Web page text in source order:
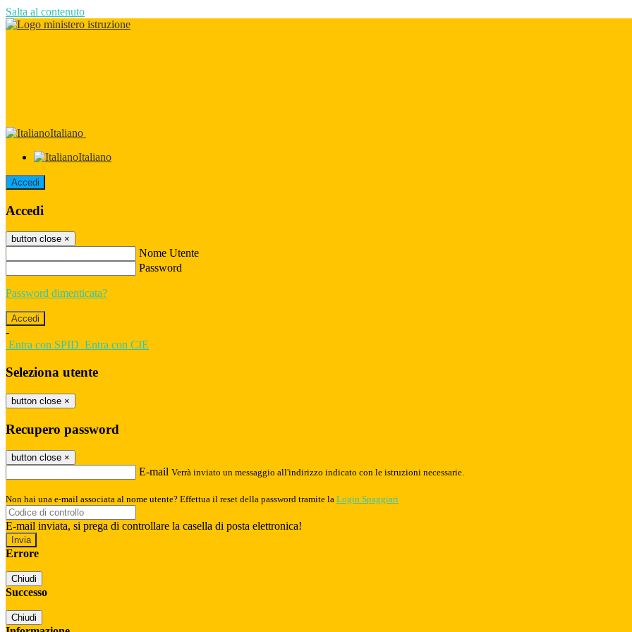
Salta al contenuto
Italiano
Italiano
Accedi
Accedi
button close ×
Nome Utente
Password
Password dimenticata?
-
Entra con SPID Entra con CIE
Seleziona utente
button close ×
Recupero password
button close ×
E-mail Verrà inviato un messaggio all'indirizzo indicato con le istruzioni necessarie.
Non hai una e-mail associata al nome utente? Effettua il reset della password tramite la Login Spaggiari
E-mail inviata, si prega di controllare la casella di posta elettronica!
Errore
Chiudi
Successo
Chiudi